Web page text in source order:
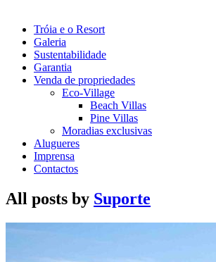
Tróia e o Resort
Galeria
Sustentabilidade
Garantia
Venda de propriedades
Eco-Village
Beach Villas
Pine Villas
Moradias exclusivas
Alugueres
Imprensa
Contactos
All posts by Suporte